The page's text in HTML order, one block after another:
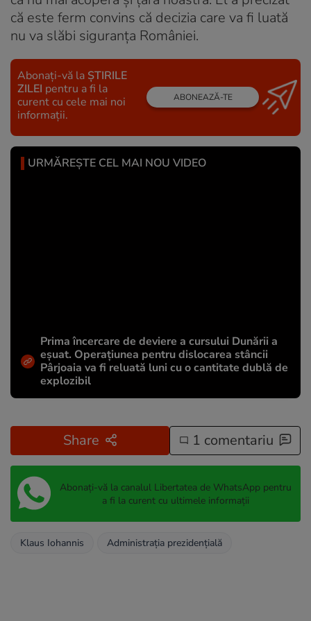
că este ferm convins că decizia care va fi luată
nu va slăbi siguranţa României.
Abonați-vă la ȘTIRILE
ZILEI pentru a fi la
curent cu cele mai noi
informații.
ABONEAZĂ-TE
URMĂREȘTE CEL MAI NOU VIDEO
Prima încercare de deviere a cursului Dunării a
eșuat. Operațiunea pentru dislocarea stâncii
Pârjoaia va fi reluată luni cu o cantitate dublă de
explozibil
Share 1 comentariu
Abonați-vă la canalul Libertatea de WhatsApp pentru
a fi la curent cu ultimele informații
Klaus Iohannis Administraţia prezidenţială